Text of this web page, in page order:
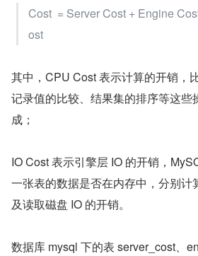
Cost  = Server Cost + Engine
ost
其中，CPU Cost 表示计算的开销，
记录值的比较、结果集的排序等这些
成；
IO Cost 表示引擎层 IO 的开销，
一张表的数据是否在内存中，分别计
及读取磁盘 IO 的开销。
数据库 mysql 下的表 server_cost、